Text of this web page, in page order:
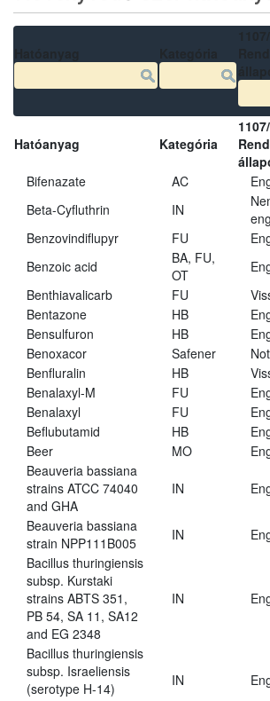
Hatóanyag Kategória
Bifenazate
AC
Beta-Cyfluthrin
IN
Benzovindiflupyr
FU
Benzoic acid
BA, FU,
OT
Benthiavalicarb
FU
Bentazone
HB
Bensulfuron
HB
Benoxacor
Safener
Benfluralin
HB
Benalaxyl-M
FU
Benalaxyl
FU
Beflubutamid
HB
Beer
MO
Beauveria bassiana
strains ATCC 74040
and GHA
IN
Beauveria bassiana
strain NPP111B005
IN
Bacillus thuringiensis
subsp. Kurstaki
strains ABTS 351,
PB 54, SA 11, SA12
and EG 2348
IN
Bacillus thuringiensis
subsp. Israeliensis
(serotype H-14)
IN